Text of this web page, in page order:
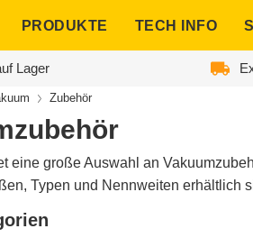
PRODUKTE TECH INFO
Lager
Zubehör
eine große Auswahl an
Typen und Nennweiten erhältlich